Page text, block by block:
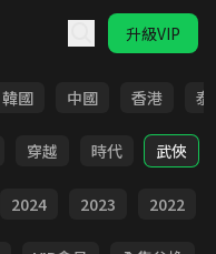
升級VIP
韓國 中國 香港 泰
穿越 時代 武俠
2024 2023 2022